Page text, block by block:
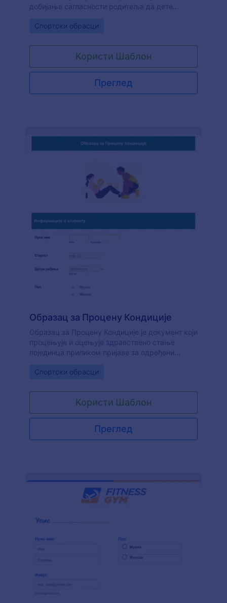
добијање сагласности родитеља да дете
19 пандемије.
Go to Category:
Спортски обрасци
Користи Шаблон
Преглед
Образац за Процену Кондиције
Образац за Процену Кондиције је документ који
процењује и оцењује здравствено стање
појединца приликом пријаве за одређени
Процену Кондиције садржи поља обрасца која
старост, контакт детаљи, занимање, особа за
контакт за хитне случајеве и име лекара.
Такође има поља која су повезана са
тренутним здравственим стањем клијента, као
што су постојећа медицинска стања, историја
укључивању у фитнес програм. Овај шаблон
обрасца користи виџет Услови и Одредбе да
потврди да су све информације унете у овај
виџет за Е-потпис за снимање дигиталног
потписа клијента који потврђује образац за
процену. Користећи Кретор Образаца, можеш
додатно прилагодити образац променом теме
обрасца.
Go to Category:
Спортски обрасци
Користи Шаблон
Преглед